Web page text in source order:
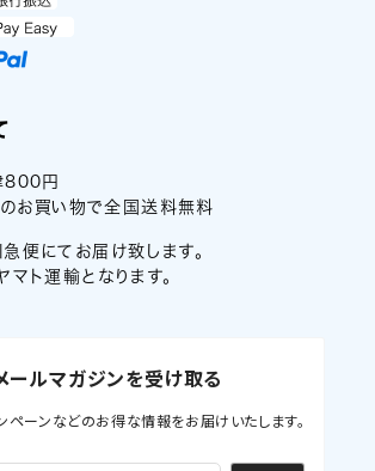
800円
お買い物で全国送料無料
便にてお届け致します。
ト運輸となります。
ールマガジンを受け取る
ペーンなどのお得な情報をお届けいたします。